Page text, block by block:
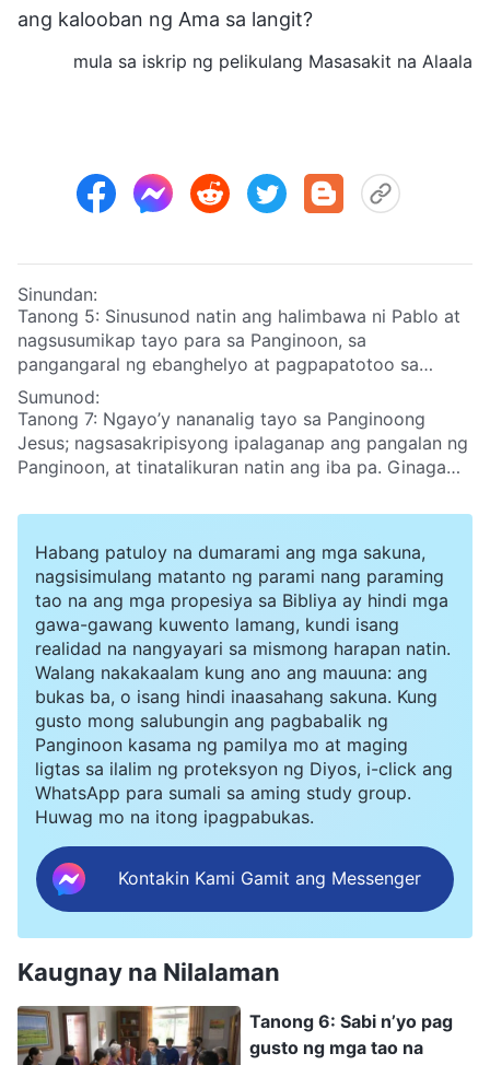
ang kalooban ng Ama sa langit?
mula sa iskrip ng pelikulang Masasakit na Alaala
Sinundan:
Tanong 5: Sinusunod natin ang halimbawa ni Pablo at
nagsusumikap tayo para sa Panginoon, sa
pangangaral ng ebanghelyo at pagpapatotoo sa
Panginoon, at pagpapastol sa mga iglesia ng
Panginoon, gaya ni Pablo: “Nakipagbaka ako ng
mabuting pakikipagbaka, natapos ko na ang aking
takbo, iningatan ko ang pananampalataya.” Hindi ba
pagsunod ito sa kalooban ng Diyos? Ang ibig sabihin
bakit natin kailangang tanggapin ang gawain ng
paghatol at pagdalisay ng Diyos sa mga huling araw
bago tayo madala sa kaharian ng langit?
Sumunod:
Tanong 7: Ngayo’y nananalig tayo sa Panginoong
Jesus; nagsasakripisyong ipalaganap ang pangalan ng
Panginoon, at tinatalikuran natin ang iba pa. Ginagawa
na tayong banal. Pagdating ng Panginoon, talagang
Habang patuloy na dumarami ang mga sakuna,
nagsisimulang matanto ng parami nang paraming
tao na ang mga propesiya sa Bibliya ay hindi mga
gawa-gawang kuwento lamang, kundi isang
realidad na nangyayari sa mismong harapan natin.
Walang nakakaalam kung ano ang mauuna: ang
bukas ba, o isang hindi inaasahang sakuna. Kung
gusto mong salubungin ang pagbabalik ng
Panginoon kasama ng pamilya mo at maging
ligtas sa ilalim ng proteksyon ng Diyos, i-click ang
WhatsApp para sumali sa aming study group.
Huwag mo na itong ipagpabukas.
Kontakin Kami Gamit ang Messenger
Kaugnay na Nilalaman
Tanong 6: Sabi n’yo pag
gusto ng mga tao na